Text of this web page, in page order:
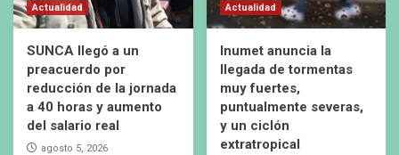
Actualidad
SUNCA llegó a un
preacuerdo por
reducción de la jornada
a 40 horas y aumento
del salario real
agosto 5, 2026
Actualidad
Inumet anuncia la
llegada de tormentas
muy fuertes,
puntualmente severas,
y un ciclón
extratropical